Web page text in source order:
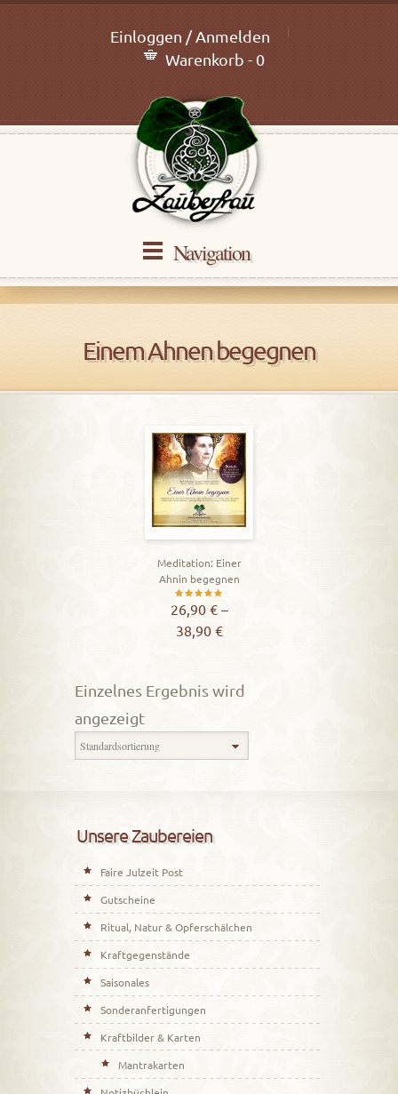
Einloggen / Anmelden
Warenkorb - 0
Navigation
Einem Ahnen begegnen
Meditation: Einer
Ahnin begegnen
Bewertet
mit
26,90 €–
38,90 €
Einzelnes Ergebnis wird
angezeigt
Unsere Zaubereien
Faire Julzeit Post
Gutscheine
Ritual, Natur & Opferschälchen
Kraftgegenstände
Saisonales
Sonderanfertigungen
Kraftbilder & Karten
Mantrakarten